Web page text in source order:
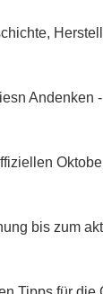
Andenken
bis zum